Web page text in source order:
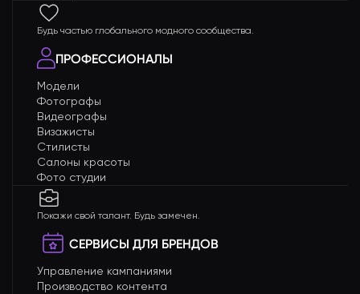
Будь частью глобального модного сообщества.
ПРОФЕССИОНАЛЫ
Модели
Фотографы
Видеографы
Визажисты
Стилисты
Салоны красоты
Фото студии
Покажи свой талант. Будь замечен.
СЕРВИСЫ ДЛЯ БРЕНДОВ
Управление кампаниями
Производство контента